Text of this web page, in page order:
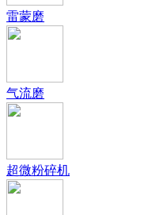
雷蒙磨
气流磨
超微粉碎机